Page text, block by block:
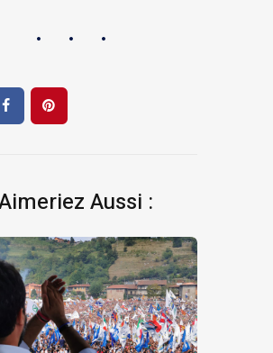
Aussi :